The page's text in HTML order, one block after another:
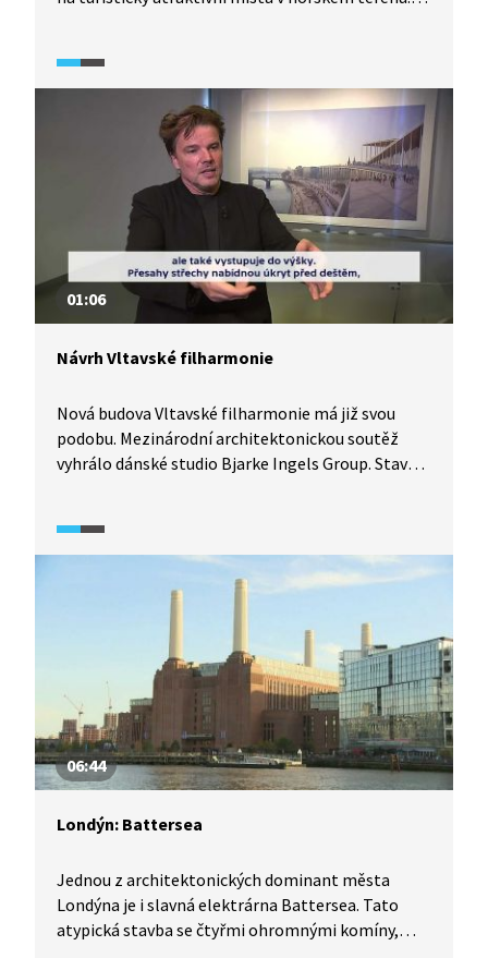
například vesnici Deia, klášter Lluc, hotel
Formentor nebo vyhlídku Mirador de Mal Pas.
01:06
Návrh Vltavské filharmonie
Nová budova Vltavské filharmonie má již svou
podobu. Mezinárodní architektonickou soutěž
vyhrálo dánské studio Bjarke Ingels Group. Stavba
stane také sídlem České filharmonie. Podívejte,
jak architekti postupovali při tvorbě návrhu.
06:44
Londýn: Battersea
Jednou z architektonických dominant města
Londýna je i slavná elektrárna Battersea. Tato
atypická stavba se čtyřmi ohromnými komíny,